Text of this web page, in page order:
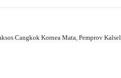
Cangkok Kornea Mata, Pemprov Kalsel